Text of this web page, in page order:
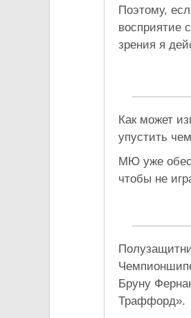
Поэтому,
восприятие
зрения я
Как может
упустить
МЮ уже
чтобы не
Бруну
Траффорд».